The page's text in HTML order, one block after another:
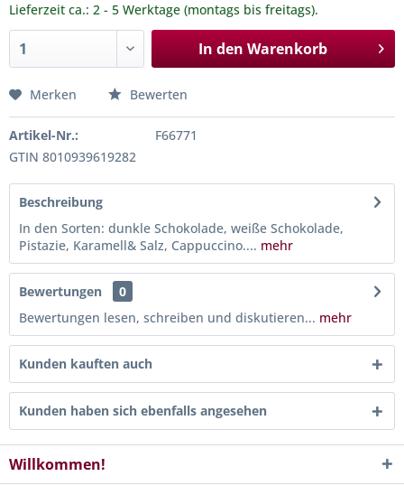
Lieferzeit ca.: 2 - 5 Werktage (montags bis freitags).
In den Warenkorb
Merken Bewerten
Artikel-Nr.:
F66771
GTIN 8010939619282
Beschreibung
In den Sorten: dunkle Schokolade, weiße Schokolade,
Pistazie, Karamell& Salz, Cappuccino.... mehr
Bewertungen
0
Bewertungen lesen, schreiben und diskutieren... mehr
Kunden kauften auch
Kunden haben sich ebenfalls angesehen
Willkommen!